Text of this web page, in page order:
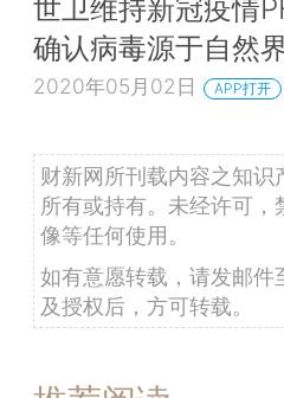
世卫维持新冠疫情
确认病毒源于自然
2020年05月02日 APP打开
财新网所刊载内容之知
所有或持有。未经许可
像等任何使用。
如有意愿转载，请发邮件
及授权后，方可转载。